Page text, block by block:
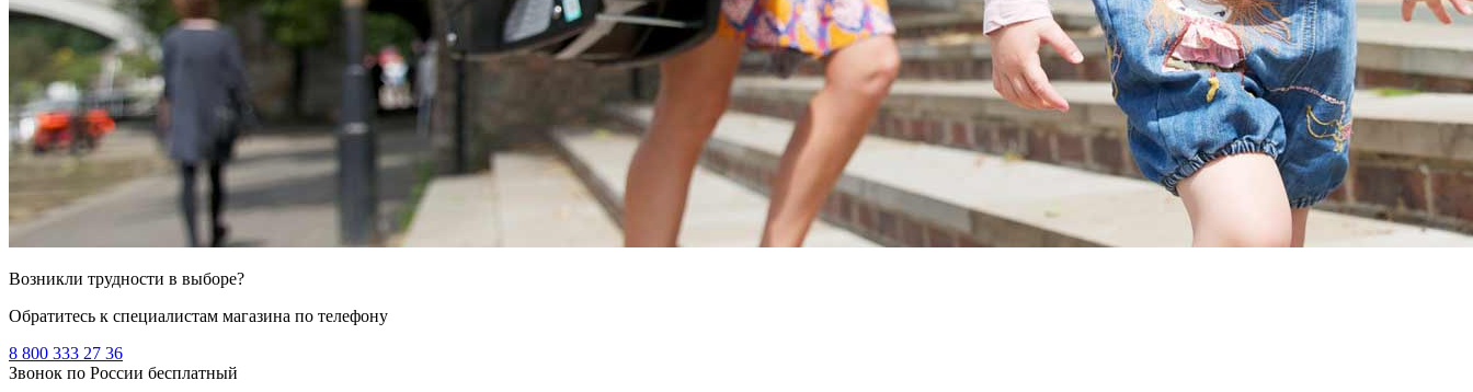
Возникли трудности в выборе?
Обратитесь к специалистам магазина по телефону
8 800 333 27 36
Звонок по России бесплатный